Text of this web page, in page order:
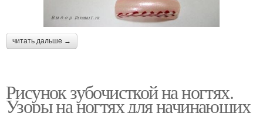
читать дальше →
Рисунок зубочисткой на ногтях.
Узоры на ногтях для начинающих